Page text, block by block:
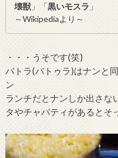
壊獣 」「黒いモスラ 」
～Wikipediaより～
・・・うそです(笑)
バトラ(バトゥラ)はナンと
ン
ランチだとナンしか出さな
タやチャパティがあるとそ